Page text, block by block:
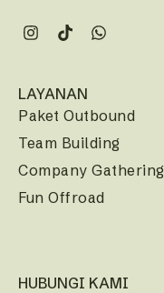
LAYANAN
Paket Outbound
Team Building
Company Gathering
Fun Offroad
HUBUNGI KAMI